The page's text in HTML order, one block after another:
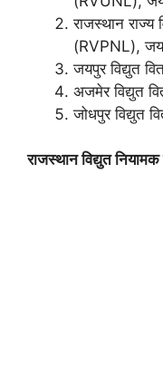
राजस्थान राज्य
(RVPNL),
जयपुर विद्युत
अजमेर विद्युत
जोधपुर विद्युत
राजस्थान विद्युत